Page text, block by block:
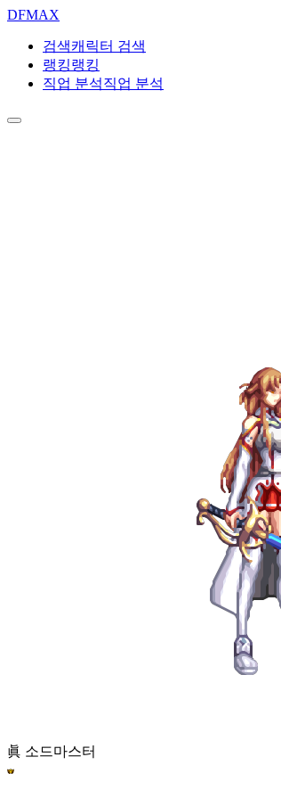
DFMAX
검색캐릭터 검색
랭킹랭킹
직업 분석직업 분석
眞 소드마스터